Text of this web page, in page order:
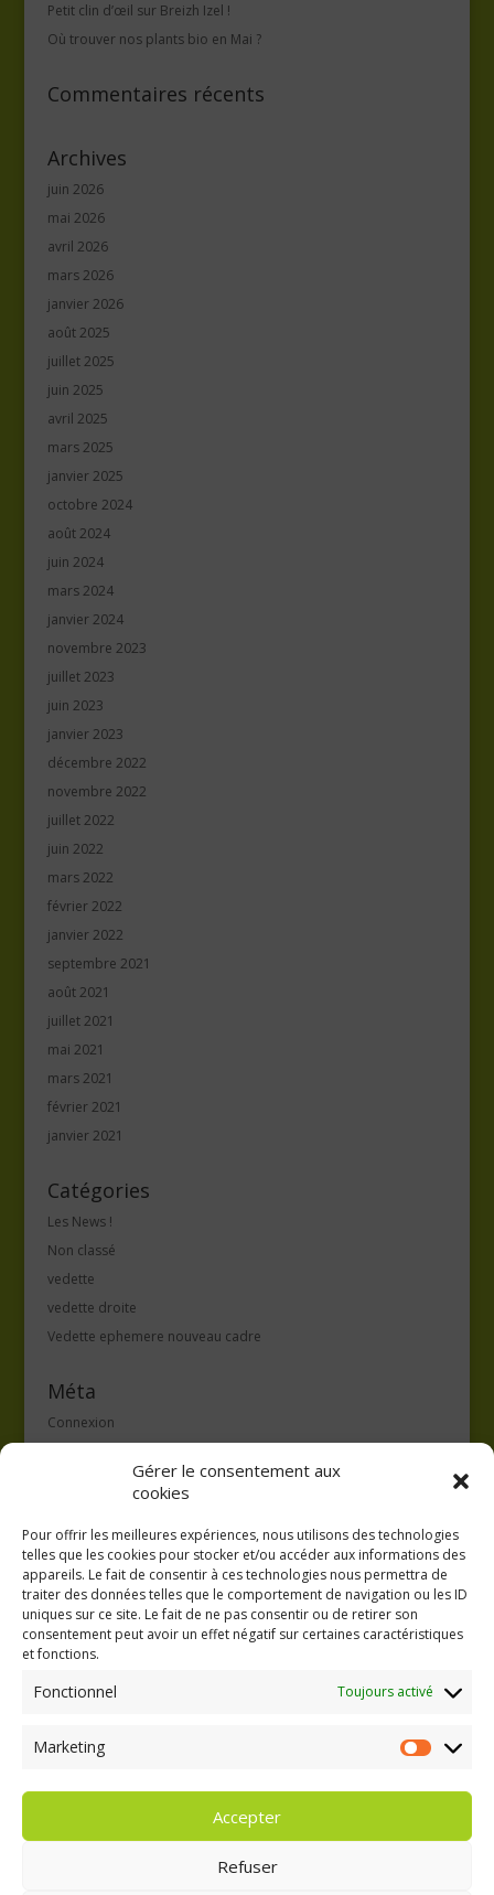
Gérer le consentement aux
cookies
Pour offrir les meilleures expériences, nous utilisons des technologies
telles que les cookies pour stocker et/ou accéder aux informations des
appareils. Le fait de consentir à ces technologies nous permettra de
traiter des données telles que le comportement de navigation ou les ID
uniques sur ce site. Le fait de ne pas consentir ou de retirer son
consentement peut avoir un effet négatif sur certaines caractéristiques
et fonctions.
Fonctionnel Toujours activé
Marketing Marketing
Accepter
Refuser
Petit clin d’œil sur Breizh Izel !
Où trouver nos plants bio en Mai ?
Commentaires récents
Archives
juin 2026
mai 2026
avril 2026
mars 2026
janvier 2026
août 2025
juillet 2025
juin 2025
avril 2025
mars 2025
janvier 2025
octobre 2024
août 2024
juin 2024
mars 2024
janvier 2024
novembre 2023
juillet 2023
juin 2023
janvier 2023
décembre 2022
novembre 2022
juillet 2022
juin 2022
mars 2022
février 2022
janvier 2022
septembre 2021
août 2021
juillet 2021
mai 2021
mars 2021
février 2021
janvier 2021
Catégories
Les News !
Non classé
vedette
vedette droite
Vedette ephemere nouveau cadre
Méta
Connexion
Flux des commentaires
GAEC A la volée
Kergreach - Loperhet
06 65 62 84 25